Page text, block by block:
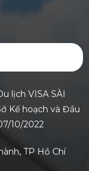
lịch VISA SÀI
Kế hoạch và Đầu
10/2022
TP Hồ Chí